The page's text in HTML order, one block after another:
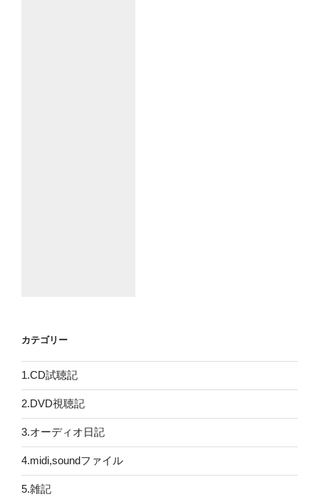
カテゴリー
1.CD試聴記
2.DVD視聴記
3.オーディオ日記
4.midi,soundファイル
5.雑記